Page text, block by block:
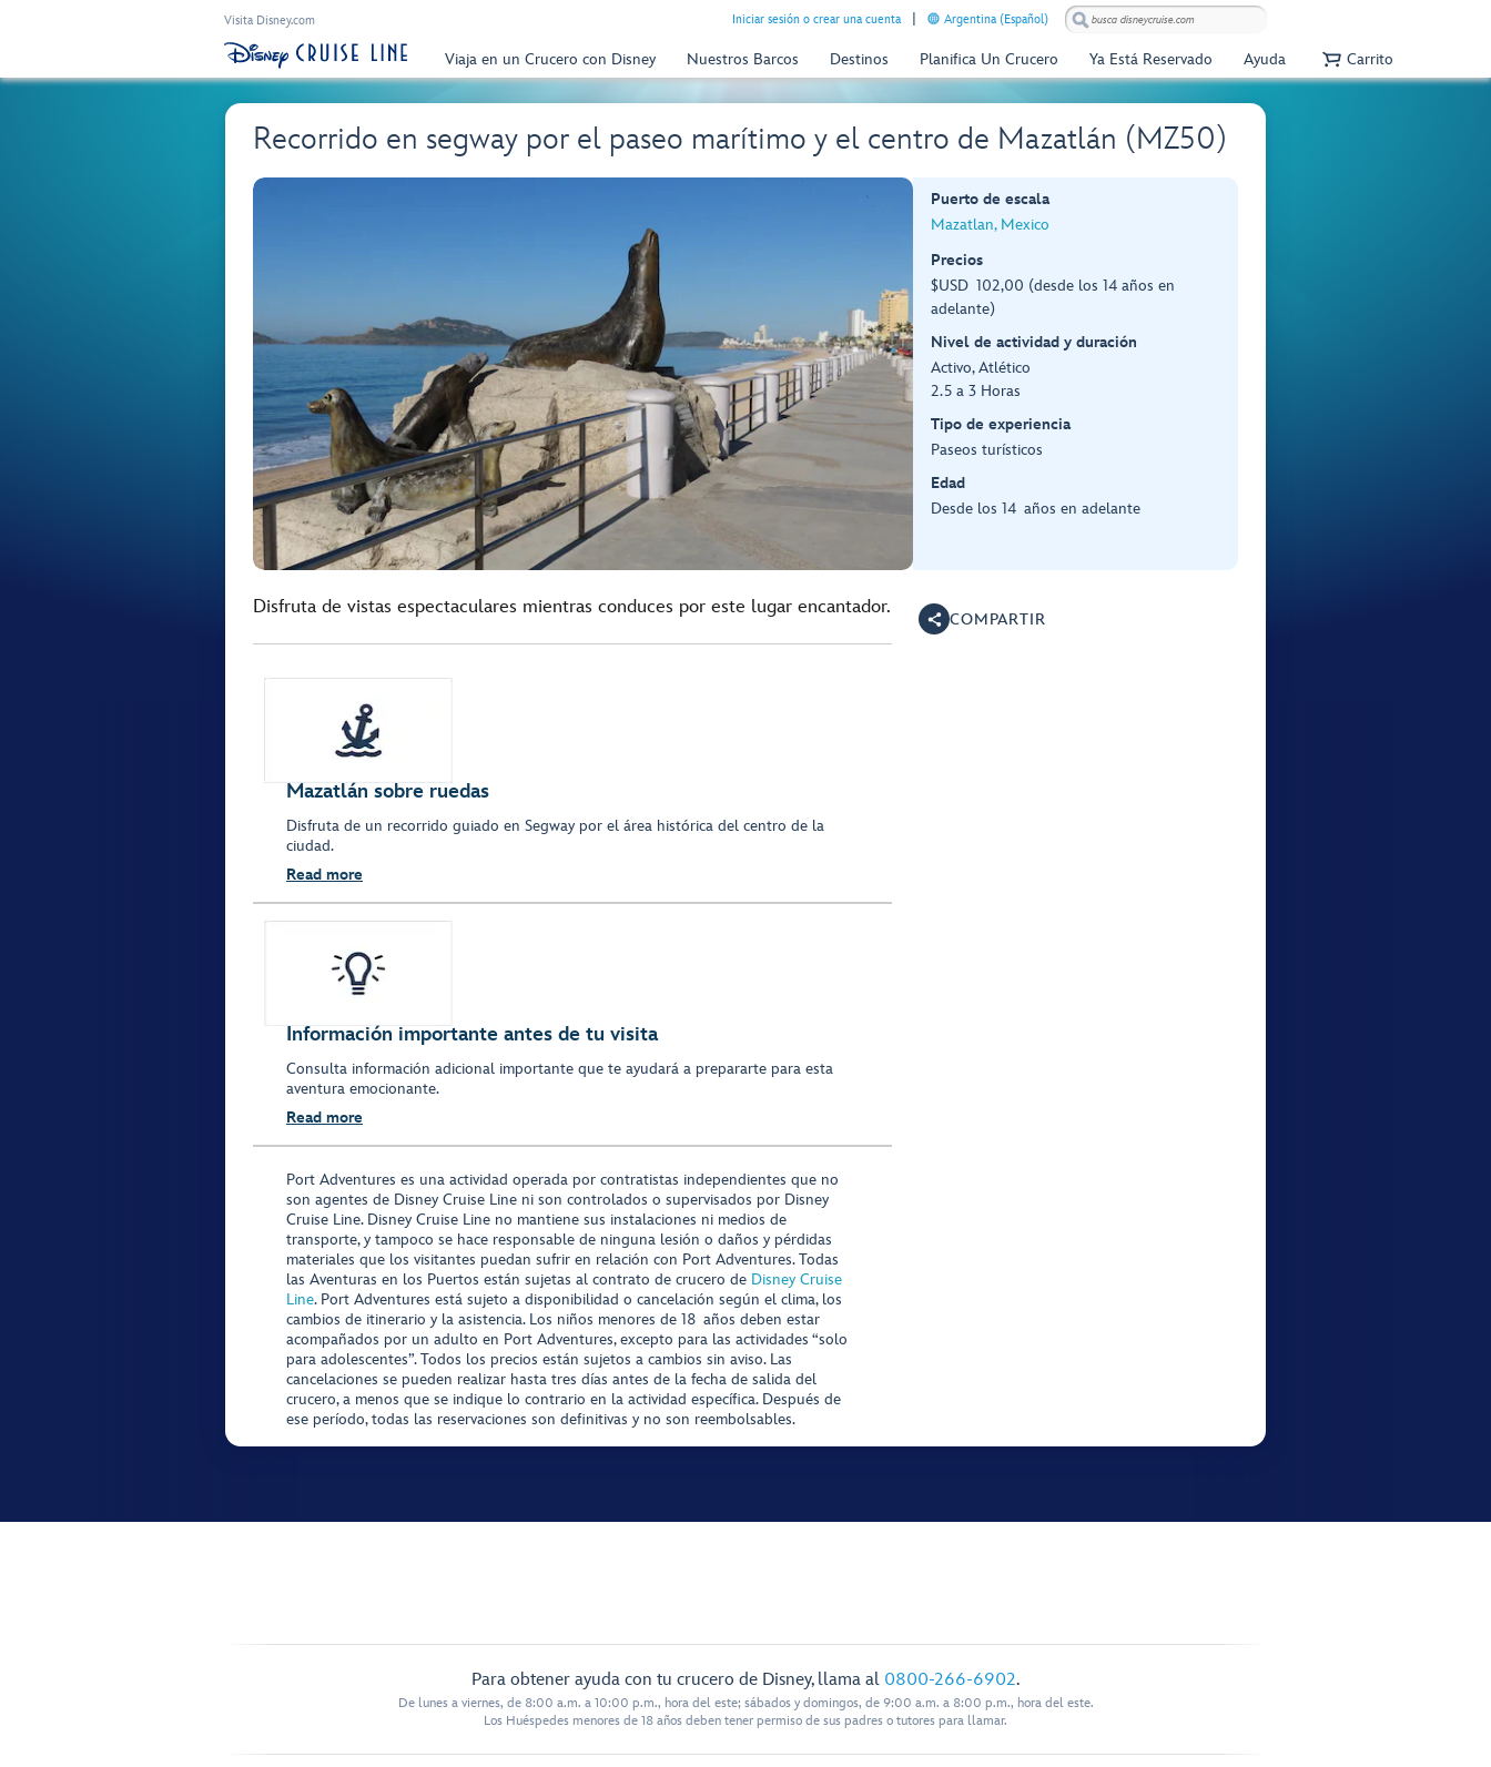
Visita Disney.com Iniciar sesión o crear una cuenta Argentina (Español)
Viaja en un Crucero con Disney Nuestros Barcos Destinos Planifica Un Crucero Ya Está Reservado Ayuda Carrito
Recorrido en segway por el paseo marítimo y el centro de Mazatlán (MZ50)
Puerto de escala
Mazatlan, Mexico
Precios
$USD 102,00 (desde los 14 años en
adelante)
Nivel de actividad y duración
Activo, Atlético
2.5 a 3 Horas
Tipo de experiencia
Paseos turísticos
Edad
Desde los 14 años en adelante
Disfruta de vistas espectaculares mientras conduces por este lugar encantador.
Mazatlán sobre ruedas
Disfruta de un recorrido guiado en Segway por el área histórica del centro de la
ciudad.
Read more
Información importante antes de tu visita
Consulta información adicional importante que te ayudará a prepararte para esta
aventura emocionante.
Read more
Port Adventures es una actividad operada por contratistas independientes que no
son agentes de Disney Cruise Line ni son controlados o supervisados por Disney
Cruise Line. Disney Cruise Line no mantiene sus instalaciones ni medios de
transporte, y tampoco se hace responsable de ninguna lesión o daños y pérdidas
materiales que los visitantes puedan sufrir en relación con Port Adventures. Todas
las Aventuras en los Puertos están sujetas al contrato de crucero de Disney Cruise
Line. Port Adventures está sujeto a disponibilidad o cancelación según el clima, los
cambios de itinerario y la asistencia. Los niños menores de 18 años deben estar
acompañados por un adulto en Port Adventures, excepto para las actividades “solo
para adolescentes”. Todos los precios están sujetos a cambios sin aviso. Las
cancelaciones se pueden realizar hasta tres días antes de la fecha de salida del
crucero, a menos que se indique lo contrario en la actividad específica. Después de
ese período, todas las reservaciones son definitivas y no son reembolsables.
COMPARTIR
Para obtener ayuda con tu crucero de Disney, llama al 0800-266-6902.
De lunes a viernes, de 8:00 a.m. a 10:00 p.m., hora del este; sábados y domingos, de 9:00 a.m. a 8:00 p.m., hora del este.
Los Huéspedes menores de 18 años deben tener permiso de sus padres o tutores para llamar.